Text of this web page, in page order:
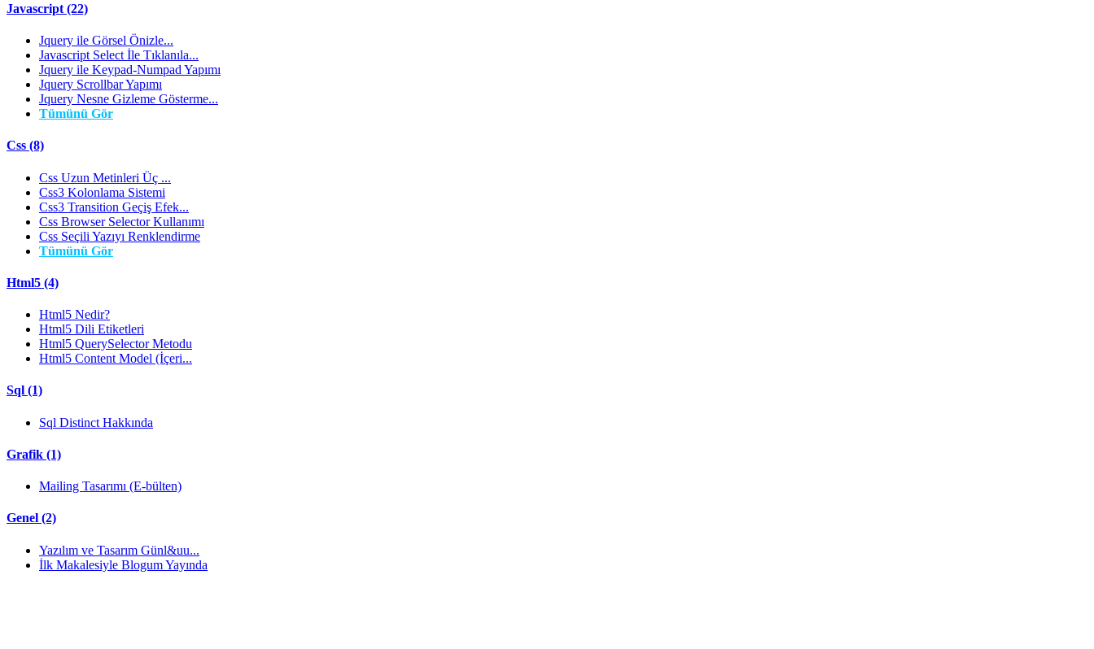
Javascript (22)
Jquery ile Görsel Önizle...
Javascript Select İle Tıklanıla...
Jquery ile Keypad-Numpad Yapımı
Jquery Scrollbar Yapımı
Jquery Nesne Gizleme Gösterme...
Tümünü Gör
Css (8)
Css Uzun Metinleri Üç ...
Css3 Kolonlama Sistemi
Css3 Transition Geçiş Efek...
Css Browser Selector Kullanımı
Css Seçili Yazıyı Renklendirme
Tümünü Gör
Html5 (4)
Html5 Nedir?
Html5 Dili Etiketleri
Html5 QuerySelector Metodu
Html5 Content Model (İçeri...
Sql (1)
Sql Distinct Hakkında
Grafik (1)
Mailing Tasarımı (E-bülten)
Genel (2)
Yazılım ve Tasarım Günl&uu...
İlk Makalesiyle Blogum Yayında